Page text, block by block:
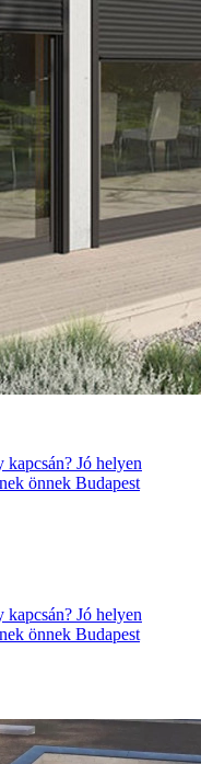
kapcsán? Jó helyen
önnek Budapest
kapcsán? Jó helyen
önnek Budapest